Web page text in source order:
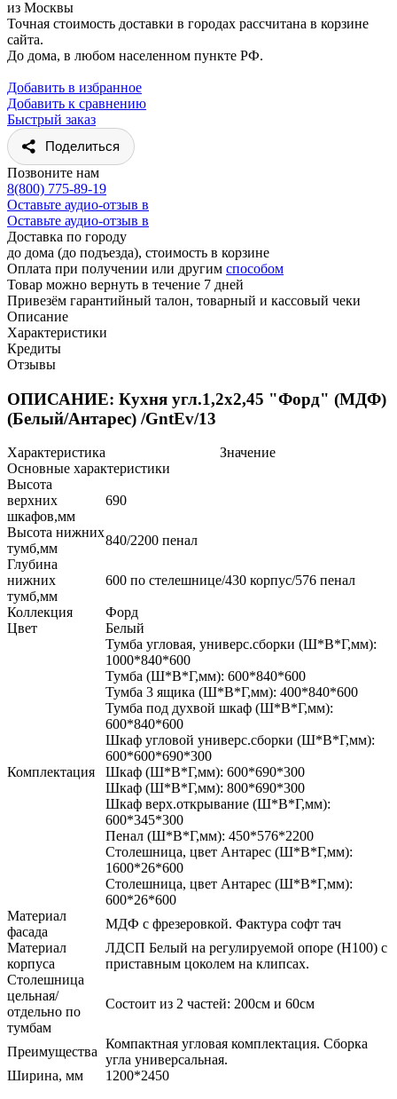
из Москвы
Точная стоимость доставки в городах рассчитана в корзине
сайта.
До дома, в любом населенном пункте РФ.
Добавить в избранное
Добавить к сравнению
Быстрый заказ
Поделиться
Позвоните нам
8(800) 775-89-19
Оставьте аудио-отзыв в
Оставьте аудио-отзыв в
Доставка по городу
до дома (до подъезда), стоимость в корзине
Оплата при получении или другим способом
Товар можно вернуть в течение 7 дней
Привезём гарантийный талон, товарный и кассовый чеки
Описание
Характеристики
Кредиты
Отзывы
ОПИСАНИЕ: Кухня угл.1,2х2,45 "Форд" (МДФ)
(Белый/Антарес) /GntEv/13
Характеристика
Значение
Основные характеристики
Высота
верхних
шкафов,мм
690
Высота нижних
тумб,мм
840/2200 пенал
Глубина
нижних
тумб,мм
600 по стелешнице/430 корпус/576 пенал
Коллекция
Форд
Цвет
Белый
Комплектация
Тумба угловая, универс.сборки (Ш*В*Г,мм):
1000*840*600
Тумба (Ш*В*Г,мм): 600*840*600
Тумба 3 ящика (Ш*В*Г,мм): 400*840*600
Тумба под духвой шкаф (Ш*В*Г,мм):
600*840*600
Шкаф угловой универс.сборки (Ш*В*Г,мм):
600*600*690*300
Шкаф (Ш*В*Г,мм): 600*690*300
Шкаф (Ш*В*Г,мм): 800*690*300
Шкаф верх.открывание (Ш*В*Г,мм):
600*345*300
Пенал (Ш*В*Г,мм): 450*576*2200
Столешница, цвет Антарес (Ш*В*Г,мм):
1600*26*600
Столешница, цвет Антарес (Ш*В*Г,мм):
600*26*600
Материал
фасада
МДФ с фрезеровкой. Фактура софт тач
Материал
корпуса
ЛДСП Белый на регулируемой опоре (H100) с
приставным цоколем на клипсах.
Столешница
цельная/
отдельно по
тумбам
Состоит из 2 частей: 200см и 60см
Преимущества
Компактная угловая комплектация. Сборка
угла универсальная.
Ширина, мм
1200*2450